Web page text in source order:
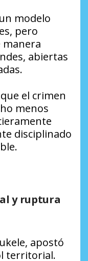
modelo
pero
abiertas
el crimen
menos
disciplinado
y ruptura
apostó
territorial.